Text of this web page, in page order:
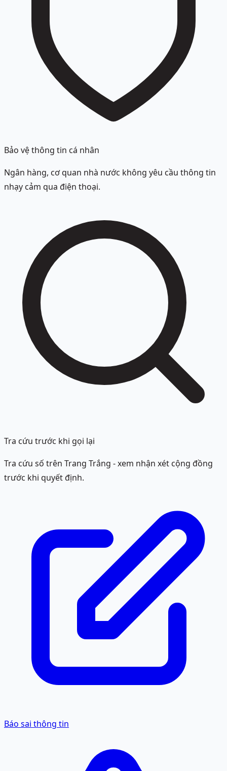
Bảo vệ thông tin cá nhân
Ngân hàng, cơ quan nhà nước không yêu cầu thông tin
nhạy cảm qua điện thoại.
Tra cứu trước khi gọi lại
Tra cứu số trên Trang Trắng - xem nhận xét cộng đồng
trước khi quyết định.
Báo sai thông tin